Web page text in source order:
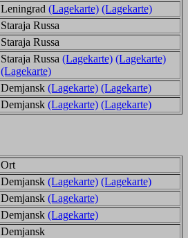
Leningrad (Lagekarte) (Lagekarte)
Staraja Russa
Staraja Russa
Staraja Russa (Lagekarte) (Lagekarte)
(Lagekarte)
Demjansk (Lagekarte) (Lagekarte)
Demjansk (Lagekarte) (Lagekarte)
Ort
Demjansk (Lagekarte) (Lagekarte)
Demjansk (Lagekarte)
Demjansk (Lagekarte)
Demjansk